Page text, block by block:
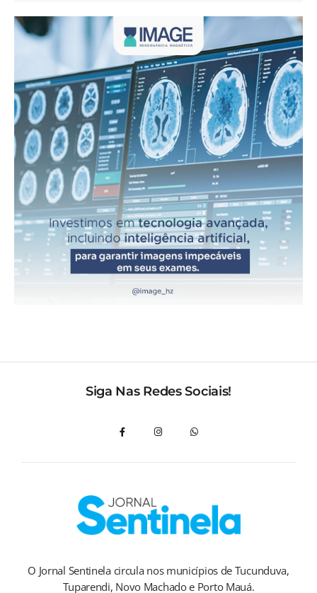
Siga Nas Redes Sociais!
O Jornal Sentinela circula nos municípios de Tucunduva,
Tuparendi, Novo Machado e Porto Mauá.